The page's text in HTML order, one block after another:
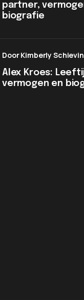
partner,
biografie
Alex Kroes:
vermogen en
door Kimberly